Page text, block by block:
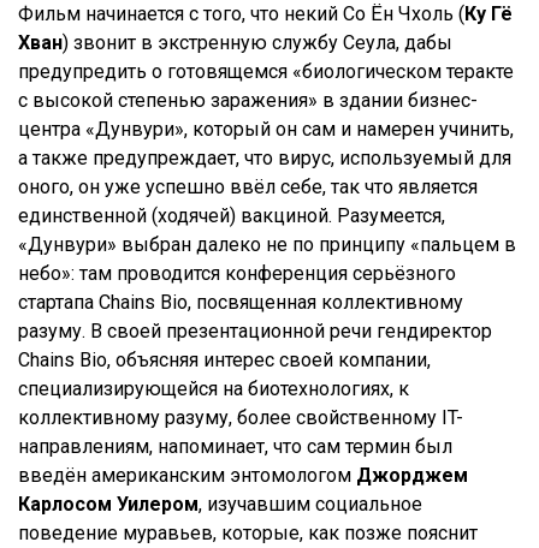
Фильм начинается с того, что некий Со Ён Чхоль (Ку Гё
Хван) звонит в экстренную службу Сеула, дабы
предупредить о готовящемся «биологическом теракте
с высокой степенью заражения» в здании бизнес-
центра «Дунвури», который он сам и намерен учинить,
а также предупреждает, что вирус, используемый для
оного, он уже успешно ввёл себе, так что является
единственной (ходячей) вакциной. Разумеется,
«Дунвури» выбран далеко не по принципу «пальцем в
небо»: там проводится конференция серьёзного
стартапа Chains Bio, посвященная коллективному
разуму. В своей презентационной речи гендиректор
Chains Bio, объясняя интерес своей компании,
специализирующейся на биотехнологиях, к
коллективному разуму, более свойственному IT-
направлениям, напоминает, что сам термин был
введён американским энтомологом Джорджем
Карлосом Уилером, изучавшим социальное
поведение муравьев, которые, как позже пояснит